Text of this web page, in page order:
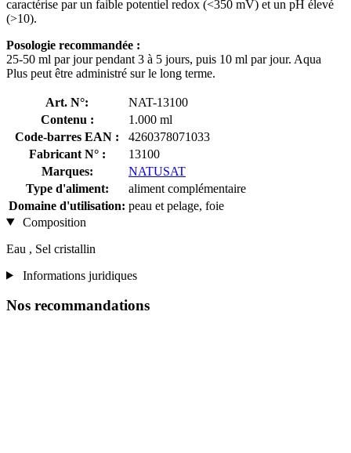
caractérise par un faible potentiel redox (<350 mV) et un pH élevé
(>10).
Posologie recommandée :
25-50 ml par jour pendant 3 à 5 jours, puis 10 ml par jour. Aqua
Plus peut être administré sur le long terme.
Art. N°:
NAT-13100
Contenu :
1.000 ml
Code-barres EAN :
4260378071033
Fabricant N° :
13100
Marques:
NATUSAT
Type d'aliment:
aliment complémentaire
Domaine d'utilisation: peau et pelage, foie
Composition
Eau , Sel cristallin
Informations juridiques
Nos recommandations